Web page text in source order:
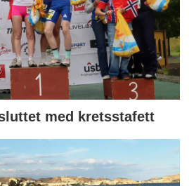
med kretsstafett